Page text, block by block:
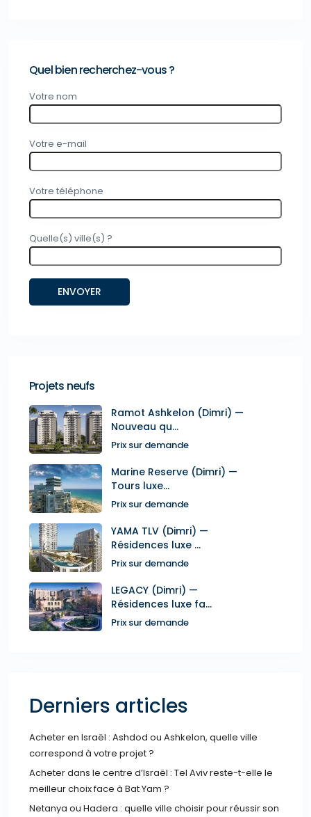
Quel bien recherchez-vous ?
Votre nom
Votre e-mail
Votre téléphone
Quelle(s) ville(s) ?
Projets neufs
Ramot Ashkelon (Dimri) —
Nouveau qu...
Prix sur demande
Marine Reserve (Dimri) —
Tours luxe...
Prix sur demande
YAMA TLV (Dimri) —
Résidences luxe ...
Prix sur demande
LEGACY (Dimri) —
Résidences luxe fa...
Prix sur demande
Derniers articles
Acheter en Israël : Ashdod ou Ashkelon, quelle ville
correspond à votre projet ?
Acheter dans le centre d’Israël : Tel Aviv reste-t-elle le
meilleur choix face à Bat Yam ?
Netanya ou Hadera : quelle ville choisir pour réussir son